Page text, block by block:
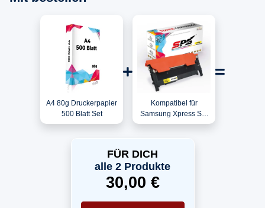
A4 80g Druckerpapier
500 Blatt Set
Kompatibel für
Samsung Xpress SL-
C433 / CLT-
FÜR DICH
alle 2 Produkte
30,00 €